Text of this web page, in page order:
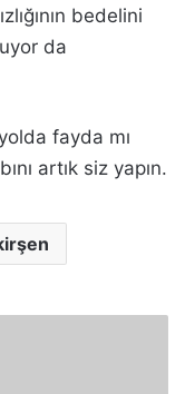
bedelini
da
fayda mı
artık siz yapın.